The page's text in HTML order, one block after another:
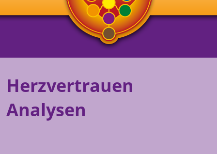
Herzvertrauen
Analysen